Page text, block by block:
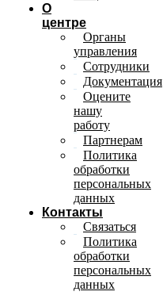
О
центре
Органы
управления
Сотрудники
Документация
Оцените
нашу
работу
Партнерам
Политика
обработки
персональных
данных
Контакты
Связаться
Политика
обработки
персональных
данных